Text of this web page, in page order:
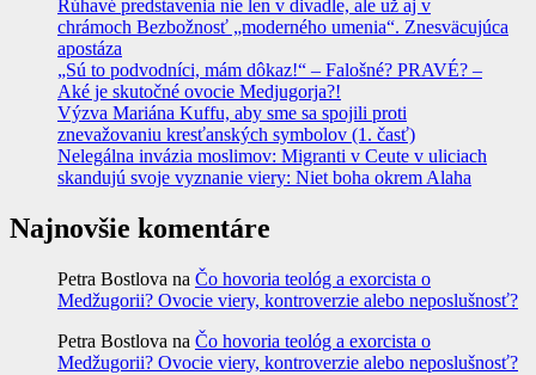
Rúhavé predstavenia nie len v divadle, ale už aj v
chrámoch Bezbožnosť „moderného umenia“. Znesväcujúca
apostáza
„Sú to podvodníci, mám dôkaz!“ – Falošné? PRAVÉ? –
Aké je skutočné ovocie Medjugorja?!
Výzva Mariána Kuffu, aby sme sa spojili proti
znevažovaniu kresťanských symbolov (1. časť)
Nelegálna invázia moslimov: Migranti v Ceute v uliciach
skandujú svoje vyznanie viery: Niet boha okrem Alaha
Najnovšie komentáre
Petra Bostlova na Čo hovoria teológ a exorcista o
Medžugorii? Ovocie viery, kontroverzie alebo neposlušnosť?
Petra Bostlova na Čo hovoria teológ a exorcista o
Medžugorii? Ovocie viery, kontroverzie alebo neposlušnosť?